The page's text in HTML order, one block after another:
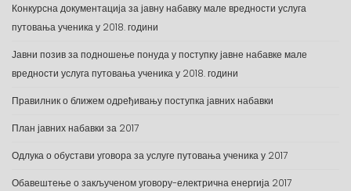
Конкурсна документација за јавну набавку мале вредности услуга
путовања ученика у 2018. години
Јавни позив за подношење понуда у поступку јавне набавке мале
вредности услуга путовања ученика у 2018. години
Правилник о ближем одређивању поступка јавних набавки
План јавних набавки за 2017
Одлука о обустави уговора за услуге путовања ученика у 2017
Обавештење о закљученом уговору-електрична енергија 2017